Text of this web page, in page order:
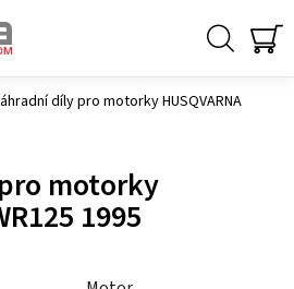
díly pro motorky HUSQVARNA
motorky
1995